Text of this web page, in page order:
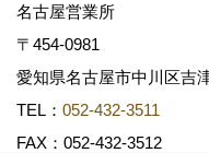
名古屋営業所
〒454-0981
愛知県名古屋市中川区吉
TEL： 052-432-3511
FAX：052-432-3512